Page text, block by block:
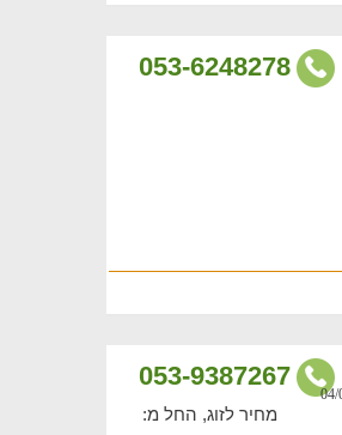
053-6248278
053-9387267
מחיר לזוג, החל מ: